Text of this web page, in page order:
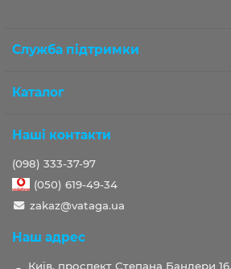
Служба підтримки
Каталог
Наші контакти
(098) 333-37-97
(050) 619-49-34
zakaz@vataga.ua
Наш адрес
Київ, проспект Степана Бандери 16,